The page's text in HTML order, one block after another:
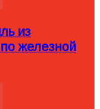
из
железной